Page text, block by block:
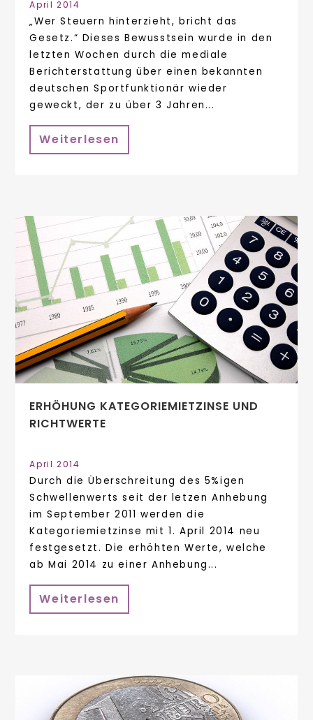
April 2014
„Wer Steuern hinterzieht, bricht das
Gesetz.“ Dieses Bewusstsein wurde in den
letzten Wochen durch die mediale
Berichterstattung über einen bekannten
deutschen Sportfunktionär wieder
geweckt, der zu über 3 Jahren...
Weiterlesen
ERHÖHUNG KATEGORIEMIETZINSE UND
RICHTWERTE
April 2014
Durch die Überschreitung des 5%igen
Schwellenwerts seit der letzen Anhebung
im September 2011 werden die
Kategoriemietzinse mit 1. April 2014 neu
festgesetzt. Die erhöhten Werte, welche
ab Mai 2014 zu einer Anhebung...
Weiterlesen